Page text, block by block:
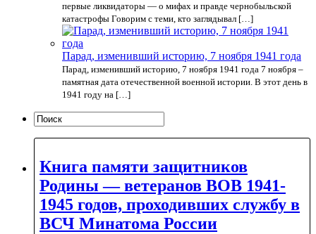
первые ликвидаторы — о мифах и правде чернобыльской
катастрофы Говорим с теми, кто заглядывал […]
Парад, изменивший историю, 7 ноября 1941 года
Парад, изменивший историю, 7 ноября 1941 года 7 ноября –
памятная дата отечественной военной истории. В этот день в
1941 году на […]
Книга памяти защитников
Родины — ветеранов ВОВ 1941-
1945 годов, проходивших службу в
ВСЧ Минатома России